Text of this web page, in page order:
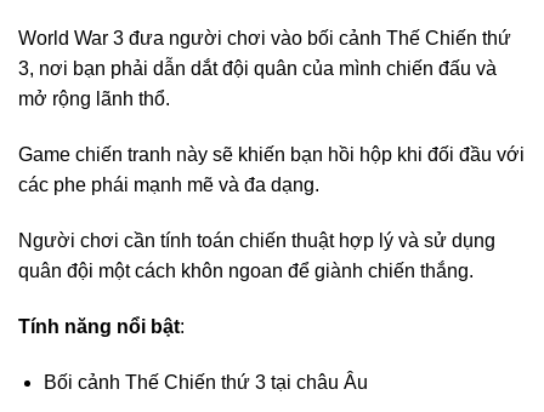
World War 3 đưa người chơi vào bối cảnh Thế Chiến thứ
3, nơi bạn phải dẫn dắt đội quân của mình chiến đấu và
mở rộng lãnh thổ.
Game chiến tranh này sẽ khiến bạn hồi hộp khi đối đầu với
các phe phái mạnh mẽ và đa dạng.
Người chơi cần tính toán chiến thuật hợp lý và sử dụng
quân đội một cách khôn ngoan để giành chiến thắng.
Tính năng nổi bật:
Bối cảnh Thế Chiến thứ 3 tại châu Âu